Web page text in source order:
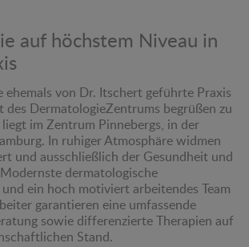
auf höchstem Niveau in
von Dr. Itschert geführte Praxis
des DermatologieZentrums begrüßen zu
im Zentrum Pinnebergs, in der
In ruhiger Atmosphäre widmen
und ausschließlich der Gesundheit und
dermatologische
ein hoch motiviert arbeitendes Team
garantieren eine umfassende
sowie differenzierte Therapien auf
Stand.